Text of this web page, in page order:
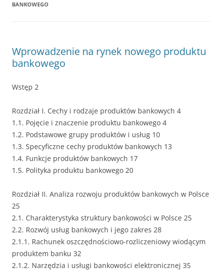
BANKOWEGO
Wprowadzenie na rynek nowego produktu
bankowego
Wstęp 2
Rozdział I. Cechy i rodzaje produktów bankowych 4
1.1. Pojęcie i znaczenie produktu bankowego 4
1.2. Podstawowe grupy produktów i usług 10
1.3. Specyficzne cechy produktów bankowych 13
1.4. Funkcje produktów bankowych 17
1.5. Polityka produktu bankowego 20
Rozdział II. Analiza rozwoju produktów bankowych w Polsce
25
2.1. Charakterystyka struktury bankowości w Polsce 25
2.2. Rozwój usług bankowych i jego zakres 28
2.1.1. Rachunek oszczędnościowo-rozliczeniowy wiodącym
produktem banku 32
2.1.2. Narzędzia i usługi bankowości elektronicznej 35